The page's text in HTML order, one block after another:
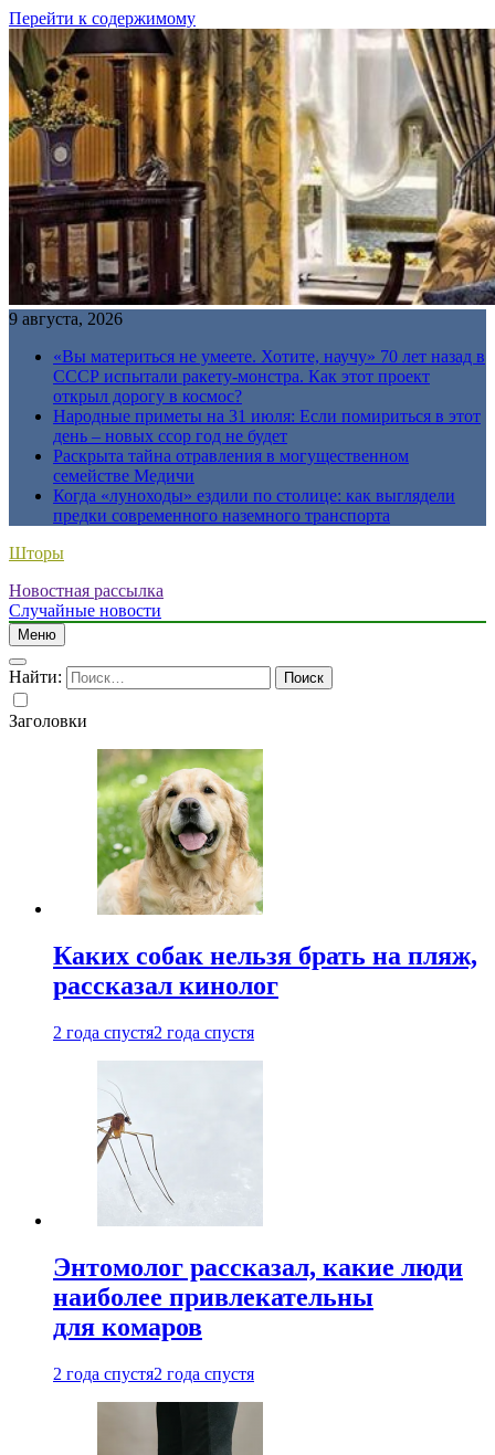
Перейти к содержимому
9 августа, 2026
«Вы материться не умеете. Хотите, научу» 70 лет назад в
СССР испытали ракету-монстра. Как этот проект
открыл дорогу в космос?
Народные приметы на 31 июля: Если помириться в этот
день – новых ссор год не будет
Раскрыта тайна отравления в могущественном
семействе Медичи
Когда «луноходы» ездили по столице: как выглядели
предки современного наземного транспорта
Шторы
Новостная рассылка
Случайные новости
Меню
Найти:
Заголовки
Каких собак нельзя брать на пляж,
рассказал кинолог
2 года спустя2 года спустя
Энтомолог рассказал, какие люди
наиболее привлекательны
для комаров
2 года спустя2 года спустя